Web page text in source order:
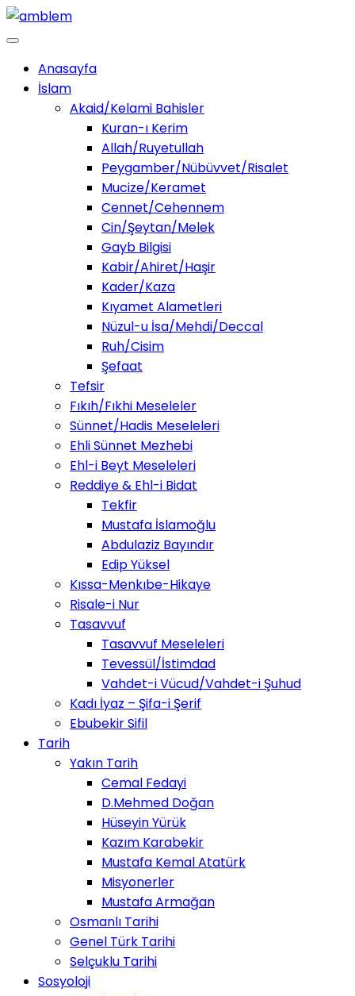
Anasayfa
İslam
Akaid/Kelami Bahisler
Kuran-ı Kerim
Allah/Ruyetullah
Peygamber/Nübüvvet/Risalet
Mucize/Keramet
Cennet/Cehennem
Cin/Şeytan/Melek
Gayb Bilgisi
Kabir/Ahiret/Haşir
Kader/Kaza
Kıyamet Alametleri
Nüzul-u İsa/Mehdi/Deccal
Ruh/Cisim
Şefaat
Tefsir
Fıkıh/Fıkhi Meseleler
Sünnet/Hadis Meseleleri
Ehli Sünnet Mezhebi
Ehl-i Beyt Meseleleri
Reddiye & Ehl-i Bidat
Tekfir
Mustafa İslamoğlu
Abdulaziz Bayındır
Edip Yüksel
Kıssa-Menkıbe-Hikaye
Risale-i Nur
Tasavvuf
Tasavvuf Meseleleri
Tevessül/İstimdad
Vahdet-i Vücud/Vahdet-i Şuhud
Kadı İyaz – Şifa-i Şerif
Ebubekir Sifil
Tarih
Yakın Tarih
Cemal Fedayi
D.Mehmed Doğan
Hüseyin Yürük
Kazım Karabekir
Mustafa Kemal Atatürk
Misyonerler
Mustafa Armağan
Osmanlı Tarihi
Genel Türk Tarihi
Selçuklu Tarihi
Sosyoloji